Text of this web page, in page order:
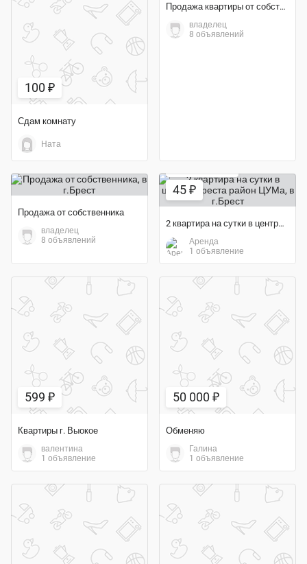
100 ₽
Сдам комнату
Ната
Продажа квартиры от собственника
владелец
8 объявлений
Продажа от собственника
владелец
8 объявлений
45 ₽
2 квартира на сутки в центре Бреста район ЦУМа
Аренда
1 объявление
599 ₽
Квартиры г. Выокое
валентина
1 объявление
50 000 ₽
Обменяю
Галина
1 объявление